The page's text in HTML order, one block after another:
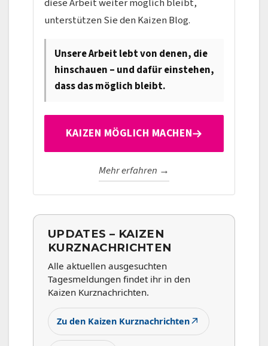
diese Arbeit weiter möglich bleibt,
unterstützen Sie den Kaizen Blog.
Unsere Arbeit lebt von denen, die
hinschauen – und dafür einstehen,
dass das möglich bleibt.
KAIZEN MÖGLICH MACHEN
Mehr erfahren →
UPDATES – KAIZEN
KURZNACHRICHTEN
Alle aktuellen ausgesuchten
Tagesmeldungen findet ihr in den
Kaizen Kurznachrichten.
Zu den Kaizen Kurznachrichten↗